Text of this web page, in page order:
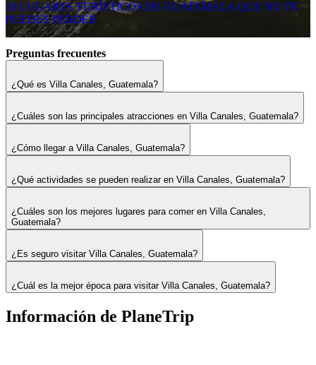
10 LUGARES TURÍSTICOS DE GUATEMALA QUE NO TE
PUEDES PERDER
Preguntas frecuentes
¿Qué es Villa Canales, Guatemala?
¿Cuáles son las principales atracciones en Villa Canales, Guatemala?
¿Cómo llegar a Villa Canales, Guatemala?
¿Qué actividades se pueden realizar en Villa Canales, Guatemala?
¿Cuáles son los mejores lugares para comer en Villa Canales,
Guatemala?
¿Es seguro visitar Villa Canales, Guatemala?
¿Cuál es la mejor época para visitar Villa Canales, Guatemala?
Información de PlaneTrip